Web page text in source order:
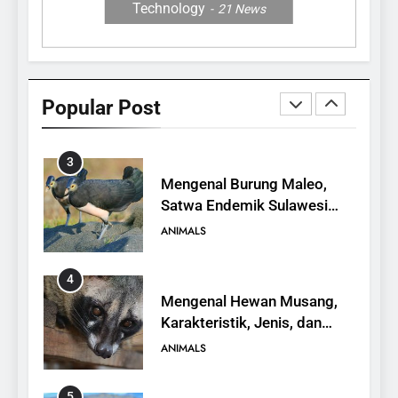
Technology 21 News
Popular Post
2
Ular Air Baru dari Danau
3
Mengenal Burung Maleo,
Satwa Endemik Sulawesi
yang Terancam Punah
ANIMALS
4
Mengenal Hewan Musang,
Karakteristik, Jenis, dan
Peran dalam Ekosistem
ANIMALS